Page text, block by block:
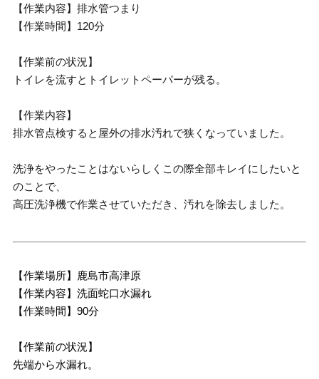
【作業内容】排水管つまり
【作業時間】120分
【作業前の状況】
トイレを流すとトイレットペーパーが残る。
【作業内容】
排水管点検すると屋外の排水汚れで狭くなっていました。
洗浄をやったことはないらしくこの際全部キレイにしたいと
のことで、
高圧洗浄機で作業させていただき、汚れを除去しました。
【作業場所】鹿島市高津原
【作業内容】洗面蛇口水漏れ
【作業時間】90分
【作業前の状況】
先端から水漏れ。